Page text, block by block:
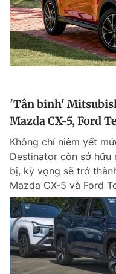
'Tân binh'
Mazda CX-5, Ford
Không chỉ niêm yết
Destinator còn sở hữu
bị, kỳ vọng sẽ trở
Mazda CX-5 và Ford